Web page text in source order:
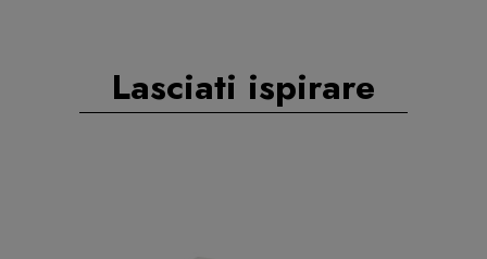
Lasciati ispirare